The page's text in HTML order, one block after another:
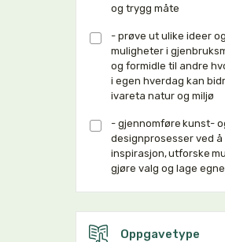
og trygg måte
- prøve ut ulike ideer og
muligheter i
og formidle til andre
i egen hverdag kan
ivareta natur og miljø
- gjennomføre kunst-
designprosesser ved å
inspirasjon, utforske
gjøre valg og lage
Oppgavetype